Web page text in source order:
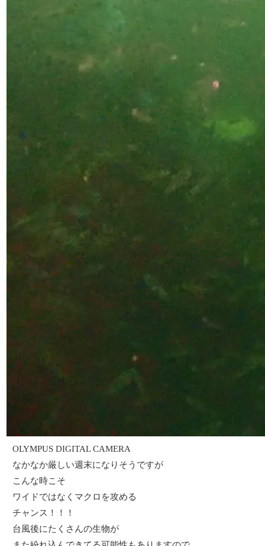
OLYMPUS DIGITAL CAMERA
なかなか厳しい週末になりそうですが
こんな時こそ
ワイドではなくマクロを攻める
チャンス！！！
台風後にたくさんの生物が